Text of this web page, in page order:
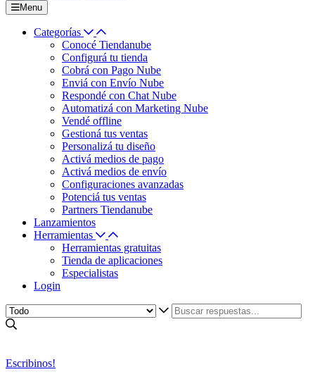
Menu
Categorías
Conocé Tiendanube
Configurá tu tienda
Cobrá con Pago Nube
Enviá con Envío Nube
Respondé con Chat Nube
Automatizá con Marketing Nube
Vendé offline
Gestioná tus ventas
Personalizá tu diseño
Activá medios de pago
Activá medios de envío
Configuraciones avanzadas
Potenciá tus ventas
Partners Tiendanube
Lanzamientos
Herramientas
Herramientas gratuitas
Tienda de aplicaciones
Especialistas
Login
Escribinos!